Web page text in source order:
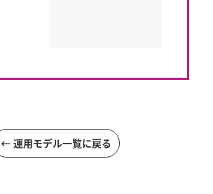
← 運用モデル一覧に戻る